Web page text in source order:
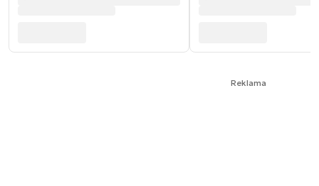
Reklama